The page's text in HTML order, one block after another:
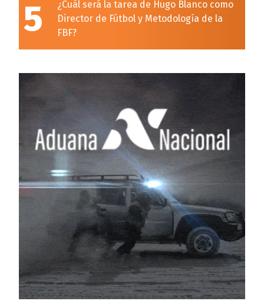
5
¿Cuál será la tarea de Hugo Blanco como
Director de Fútbol y Metodología de la
FBF?